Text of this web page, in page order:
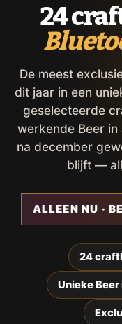
24
De meest
dit jaar in een
geselecteerde
werkende Beer
na december
blijft —
ALLEEN NU ·
24
Unieke